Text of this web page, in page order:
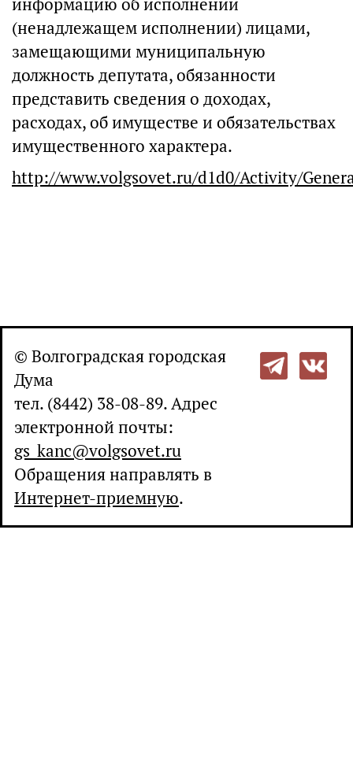
(ненадлежащем исполнении) лицами,
замещающими муниципальную
должность депутата, обязанности
представить сведения о доходах,
расходах, об имуществе и обязательствах
имущественного характера.​
http://www.volgsovet.ru/d1d0/Activity/
© Волгоградская городская
Дума
тел. (8442) 38-08-89. Адрес
электронной почты:
gs_kanc@volgsovet.ru
Обращения направлять в
Интернет-приемную.